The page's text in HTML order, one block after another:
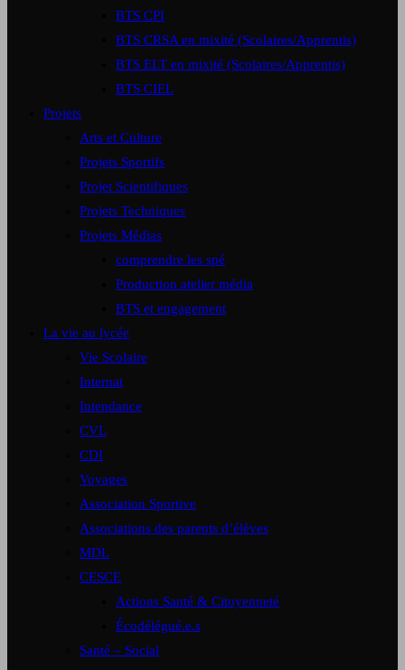
BTS CPI
BTS CRSA en mixité (Scolaires/Apprentis)
BTS ELT en mixité (Scolaires/Apprentis)
BTS CIEL
Projets
Arts et Culture
Projets Sportifs
Projet Scientifiques
Projets Techniques
Projets Médias
comprendre les spé
Production atelier média
BTS et engagement
La vie au lycée
Vie Scolaire
Internat
Intendance
CVL
CDI
Voyages
Association Sportive
Associations des parents d’élèves
MDL
CESCE
Actions Santé & Citoyenneté
Écodélégué.e.s
Santé – Social